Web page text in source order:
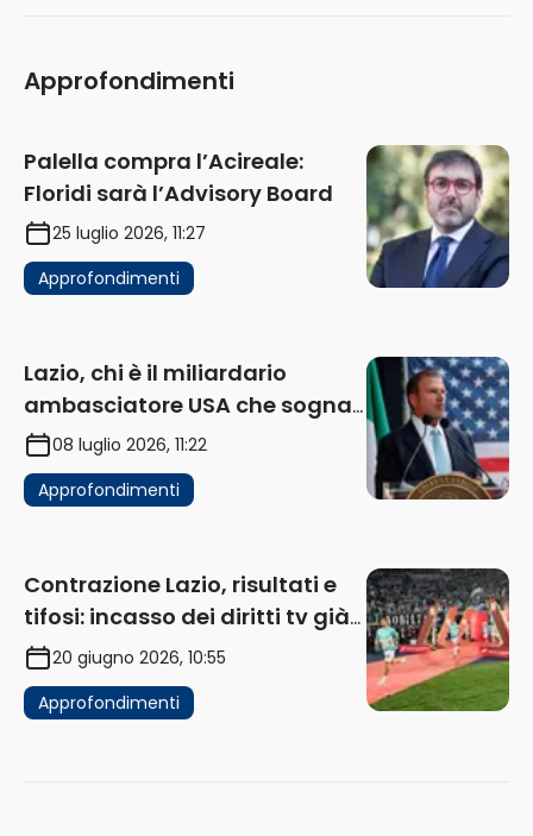
Approfondimenti
Palella compra l’Acireale:
Floridi sarà l’Advisory Board
25 luglio 2026, 11:27
Approfondimenti
Lazio, chi è il miliardario
ambasciatore USA che sogna
di acquistare un club in Italia
08 luglio 2026, 11:22
Approfondimenti
Contrazione Lazio, risultati e
tifosi: incasso dei diritti tv già
in flessione
20 giugno 2026, 10:55
Approfondimenti